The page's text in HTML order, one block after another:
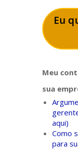
Eu
Meu
sua
aqui)
Como
para